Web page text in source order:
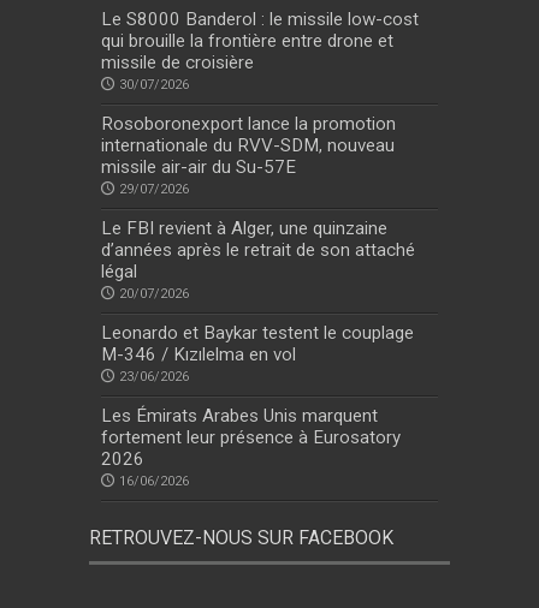
Le S8000 Banderol : le missile low-cost
qui brouille la frontière entre drone et
missile de croisière
30/07/2026
Rosoboronexport lance la promotion
internationale du RVV-SDM, nouveau
missile air-air du Su-57E
29/07/2026
Le FBI revient à Alger, une quinzaine
d’années après le retrait de son attaché
légal
20/07/2026
Leonardo et Baykar testent le couplage
M-346 / Kızılelma en vol
23/06/2026
Les Émirats Arabes Unis marquent
fortement leur présence à Eurosatory
2026
16/06/2026
RETROUVEZ-NOUS SUR FACEBOOK